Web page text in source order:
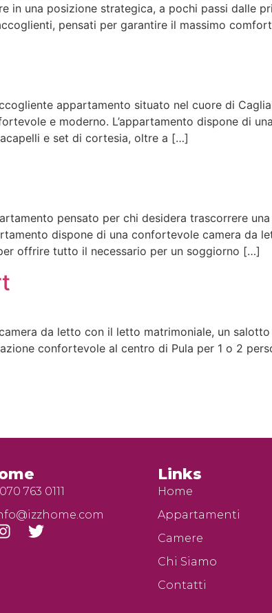
in una posizione strategica, a pochi passi dalle
pensati per garantire il massimo
appartamento situato nel cuore di
e moderno. L’appartamento dispone di
e set di cortesia, oltre a […]
pensato per chi desidera trascorrere
dispone di una confortevole camera da
offrire tutto il necessario per un soggiorno […]
da letto con il letto matrimoniale, un
confortevole al centro di Pula per 1 o 2
763 0111
Links
Home
Appartamenti
Camere
Chi Siamo
Contatti